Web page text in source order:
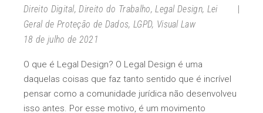
Direito Digital,Direito do Trabalho,Legal Design, Lei
Geral de Proteção de Dados, LGPD, Visual Law
18 de julho de 2021
O que é Legal Design? O Legal Design é uma
daquelas coisas que faz tanto sentido que é incrível
pensar como a comunidade jurídica não desenvolveu
isso antes. Por esse motivo, é um movimento